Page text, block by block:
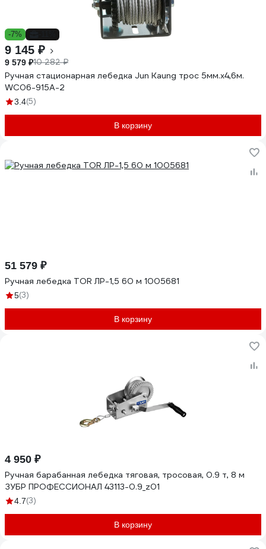
-7%
9 145 ₽
9 579 ₽10 282 ₽
Ручная стационарная лебедка Jun Kaung трос 5мм.x4,6м.
WC06-915A-2
3.4(5)
В корзину
51 579 ₽
Ручная лебедка TOR ЛР-1,5 60 м 1005681
5(3)
В корзину
4 950 ₽
Ручная барабанная лебедка тяговая, тросовая, 0.9 т, 8 м
ЗУБР ПРОФЕССИОНАЛ 43113-0.9_z01
4.7(3)
В корзину